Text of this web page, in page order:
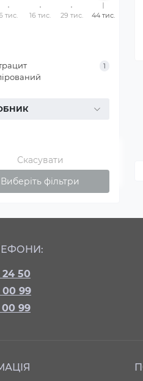
тис. 16 тис. 29 тис. 44 тис.
1
Скасувати
Виберіть фільтри
24 50
00 99
00 99